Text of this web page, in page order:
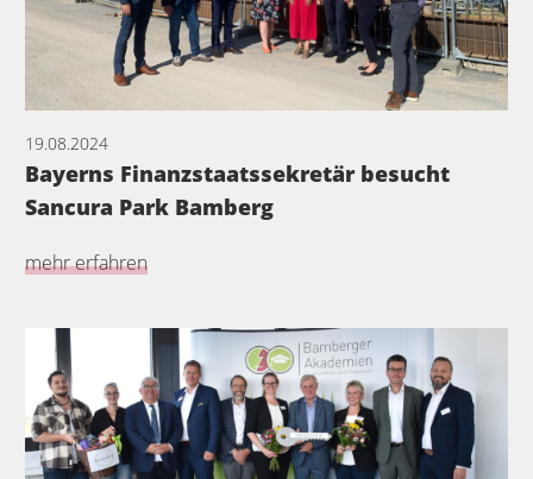
19.08.2024
Bayerns Finanzstaatssekretär besucht
Sancura Park Bamberg
mehr erfahren